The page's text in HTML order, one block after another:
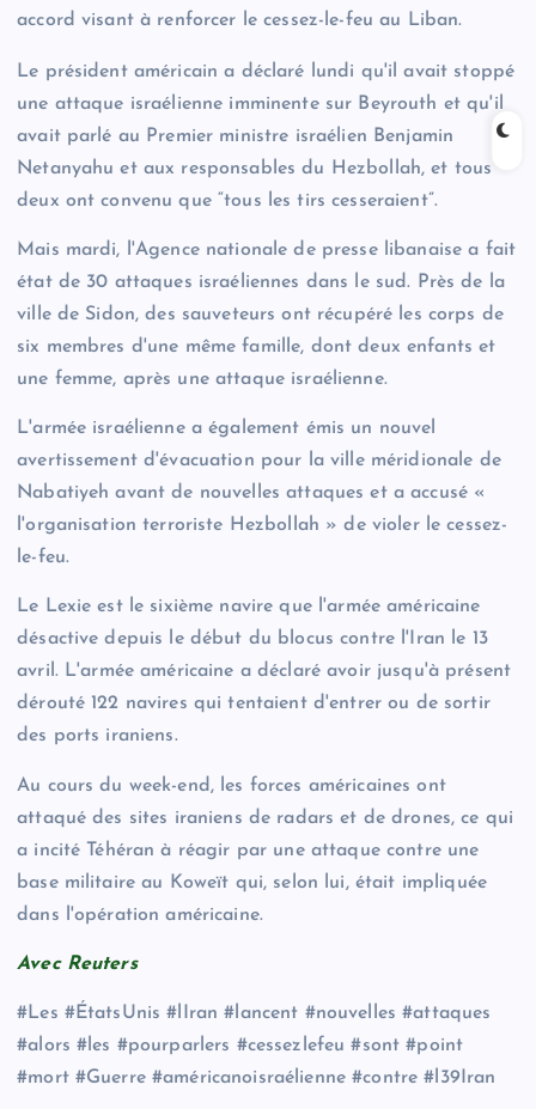
accord visant à renforcer le cessez-le-feu au Liban.
Le président américain a déclaré lundi qu'il avait stoppé
une attaque israélienne imminente sur Beyrouth et qu'il
avait parlé au Premier ministre israélien Benjamin
Netanyahu et aux responsables du Hezbollah, et tous
deux ont convenu que “tous les tirs cesseraient”.
Mais mardi, l'Agence nationale de presse libanaise a fait
état de 30 attaques israéliennes dans le sud. Près de la
ville de Sidon, des sauveteurs ont récupéré les corps de
six membres d'une même famille, dont deux enfants et
une femme, après une attaque israélienne.
L'armée israélienne a également émis un nouvel
avertissement d'évacuation pour la ville méridionale de
Nabatiyeh avant de nouvelles attaques et a accusé «
l'organisation terroriste Hezbollah » de violer le cessez-
le-feu.
Le Lexie est le sixième navire que l'armée américaine
désactive depuis le début du blocus contre l'Iran le 13
avril. L'armée américaine a déclaré avoir jusqu'à présent
dérouté 122 navires qui tentaient d'entrer ou de sortir
des ports iraniens.
Au cours du week-end, les forces américaines ont
attaqué des sites iraniens de radars et de drones, ce qui
a incité Téhéran à réagir par une attaque contre une
base militaire au Koweït qui, selon lui, était impliquée
dans l'opération américaine.
Avec Reuters
#Les #ÉtatsUnis #lIran #lancent #nouvelles #attaques
#alors #les #pourparlers #cessezlefeu #sont #point
#mort #Guerre #américanoisraélienne #contre #l39Iran